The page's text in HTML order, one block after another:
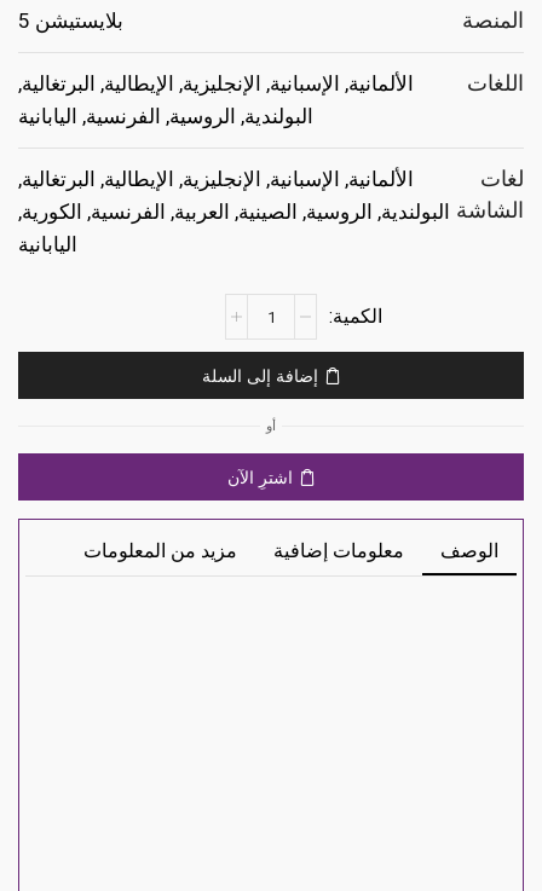
المنصة بلايستيشن 5
اللغات
الألمانية, الإسبانية, الإنجليزية, الإيطالية, البرتغالية,
البولندية, الروسية, الفرنسية, اليابانية
لغات
الشاشة
الألمانية, الإسبانية, الإنجليزية, الإيطالية, البرتغالية,
البولندية, الروسية, الصينية, العربية, الفرنسية, الكورية,
اليابانية
The
Dark
Ages
إضافة إلى السلة
أو
اشترِ الآن
الوصف معلومات إضافية مزيد من المعلومات